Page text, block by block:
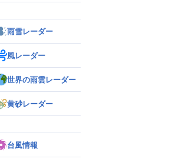
雨雪レーダー
風レーダー
世界の雨雲レーダー
黄砂レーダー
台風情報